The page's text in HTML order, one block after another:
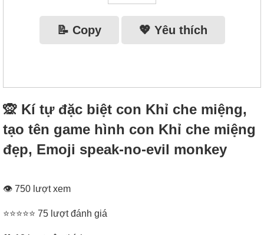
📝 Copy 💖 Yêu thích
🙊 Kí tự đặc biệt con Khỉ che miệng,
tạo tên game hình con Khỉ che miệng
đẹp, Emoji speak-no-evil monkey
👁 750 lượt xem
⭐⭐⭐⭐⭐ 75 lượt đánh giá